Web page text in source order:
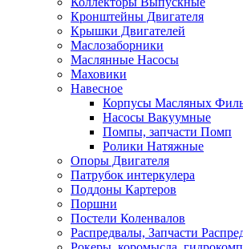
Кронштейны Двигателя
Крышки Двигателей
Маслозаборники
Маслянные Насосы
Маховики
Навесное
Корпусы Масляных
Насосы Вакуумные
Помпы, запчасти Помп
Ролики Натяжные
Опоры Двигателя
Патрубок интеркулера
Поддоны Картеров
Поршни
Постели Коленвалов
Распредвалы, Запчасти